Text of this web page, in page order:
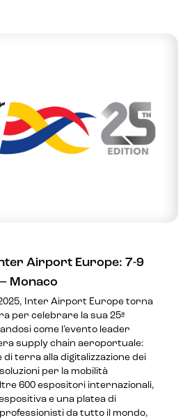
Airport Europe: 7-9
Monaco
Inter Airport Europe torna
per celebrare la sua 25ª
come l’evento leader
supply chain aeroportuale:
terra alla digitalizzazione dei
per la mobilità
600 espositori internazionali,
e una platea di
da tutto il mondo,